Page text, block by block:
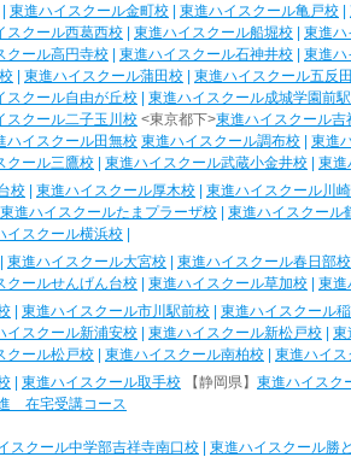
東進ハイスクール金町校 東進ハイスクール亀戸校
スクール西葛西校 東進ハイスクール船堀校 東進ハ
クール高円寺校 東進ハイスクール石神井校 東進ハ
東進ハイスクール蒲田校 東進ハイスクール五反
スクール自由が丘校 東進ハイスクール成城学園前
スクール二子玉川校 <東京都下>東進ハイスクール吉
ハイスクール田無校 東進ハイスクール調布校 東進
クール三鷹校 東進ハイスクール武蔵小金井校 東進
校 東進ハイスクール厚木校 東進ハイスクール川
東進ハイスクールたまプラーザ校 東進ハイスクール
イスクール横浜校
東進ハイスクール大宮校 東進ハイスクール春日部校
クールせんげん台校 東進ハイスクール草加校 東進
東進ハイスクール市川駅前校 東進ハイスクール
イスクール新浦安校 東進ハイスクール新松戸校 東
クール松戸校 東進ハイスクール南柏校
東進ハイ
東進ハイスクール取手校 【静岡県】 東進ハイスク
在宅受講コース
スクール中学部吉祥寺南口校 東進ハイスクール勝